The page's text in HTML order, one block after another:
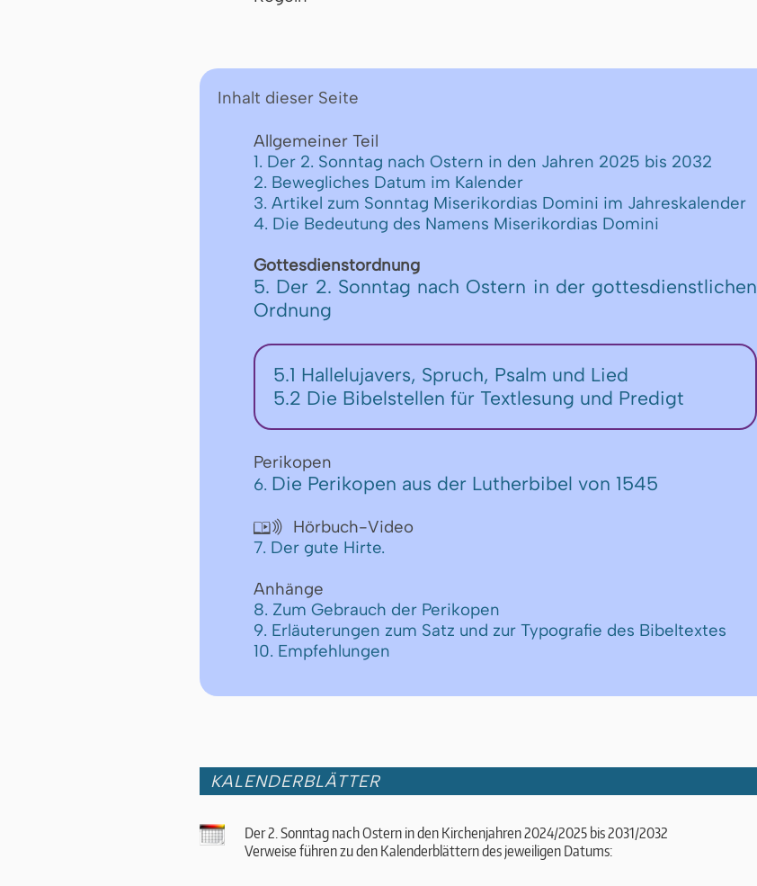
Inhalt dieser Seite
Allgemeiner Teil
1. Der 2. Sonntag nach Ostern in den Jahren 2025 bis 2032
2. Bewegliches Datum im Kalender
3. Artikel zum Sonntag Miserikordias Domini im Jahreskalender
4. Die Bedeutung des Namens Miserikordias Domini
Gottesdienstordnung
5. Der 2. Sonntag nach Ostern in der gottesdienstlichen
Ordnung
5.1 Hallelujavers, Spruch, Psalm und Lied
5.2 Die Bibelstellen für Textlesung und Predigt
Perikopen
6. Die Perikopen aus der Lutherbibel von 1545

Hörbuch-Video
7. Der gute Hirte.
Anhänge
8. Zum Gebrauch der Perikopen
9. Erläuterungen zum Satz und zur Typografie des Bibeltextes
10. Empfehlungen
KALENDERBLÄTTER
Der 2. Sonntag nach Ostern in den Kirchenjahren 2024/2025 bis 2031/2032
Verweise führen zu den Kalenderblättern des jeweiligen Datums: